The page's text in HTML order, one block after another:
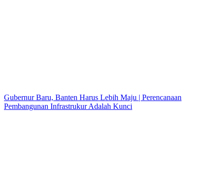
Gubernur Baru, Banten Harus Lebih Maju | Perencanaan
Pembangunan Infrastrukur Adalah Kunci